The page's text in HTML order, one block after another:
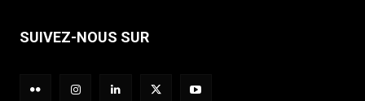
SUIVEZ-NOUS SUR